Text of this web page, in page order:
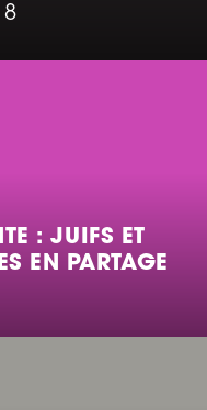
: JUIFS ET
EN PARTAGE